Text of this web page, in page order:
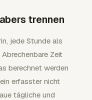
trennen
jede Stunde als
Zeit
berechnet werden
erfasster nicht
tägliche und